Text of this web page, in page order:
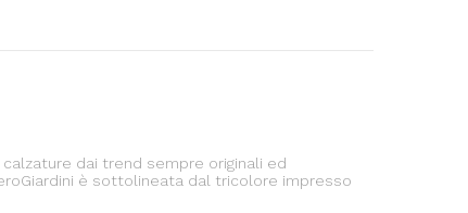
dai trend sempre originali ed
è sottolineata dal tricolore impresso